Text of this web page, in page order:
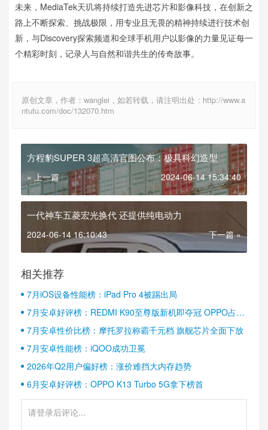
未来，MediaTek天玑将持续打造先进芯片和影像科技，在创新之
路上不断探索、挑战极限，用专业且无畏的精神持续进行技术创
新，与Discovery探索频道和全球手机用户以影像的力量见证每一
个精彩时刻，记录人与自然和谐共生的传奇故事。
原创文章，作者：wanglei，如若转载，请注明出处：http://www.a
ntutu.com/doc/132070.htm
方程豹SUPER 3超高清官图公布：极具科幻造型
« 上一篇 2024-06-14 15:34:40
一代神车五菱宏光换代 还提供纯电动力
2024-06-14 16:10:43 下一篇 »
相关推荐
7月iOS设备性能榜：iPad Pro 4被踢出局
7月安卓好评榜：REDMI K90至尊版新机即夺冠 OPPO占据
半壁江山
7月安卓性价比榜：摩托罗拉称霸千元档 旗舰芯片全面下放
7月安卓性能榜：iQOO成功卫冕
2026年Q2用户偏好榜：涨价难挡大内存趋势
6月安卓好评榜：OPPO K13 Turbo 5G拿下榜首